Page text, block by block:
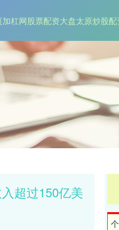
加杠网股票配资大盘太原炒股配
超过150亿美